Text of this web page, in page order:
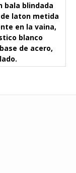
bala blindada
laton metida
en la vaina,
blanco
de acero,